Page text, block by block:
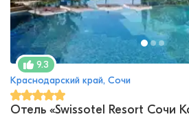
9.3
Краснодарский край, Сочи
Отель «Swissotel Resort Сочи